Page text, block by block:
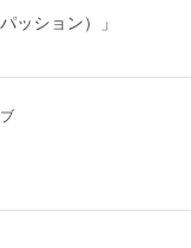
ッション）」